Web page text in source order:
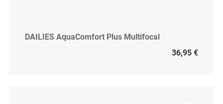
DAILIES AquaComfort Plus Multifocal
36,95 €